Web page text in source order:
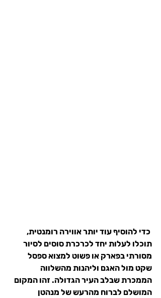
כדי להוסיף עוד יותר אווירה רומנטית,
תוכלו לעלות יחד לכרכרת סוסים לסיור
מסורתי בפארק או פשוט למצוא ספסל
שקט מול האגם וליהנות מהשלווה
הממכרת שבלב העיר הגדולה. זהו המקום
המושלם לברוח מהרעש של מנהטן